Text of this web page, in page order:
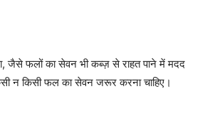
जैसे फलों का सेवन भी कब्ज़ से राहत पाने में मदद
न किसी फल का सेवन जरूर करना चाहिए।